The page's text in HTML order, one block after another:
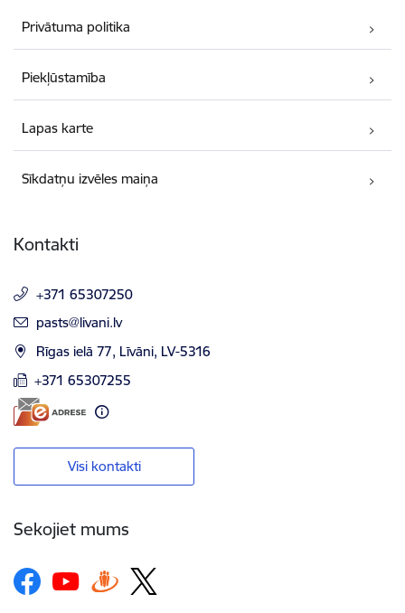
Privātuma politika
Piekļūstamība
Lapas karte
Sīkdatņu izvēles maiņa
Kontakti
+371 65307250
E-pasts:
pasts@livani.lv
Rīgas ielā 77, Līvāni, LV-5316
+371 65307255
Visi kontakti
Sekojiet mums